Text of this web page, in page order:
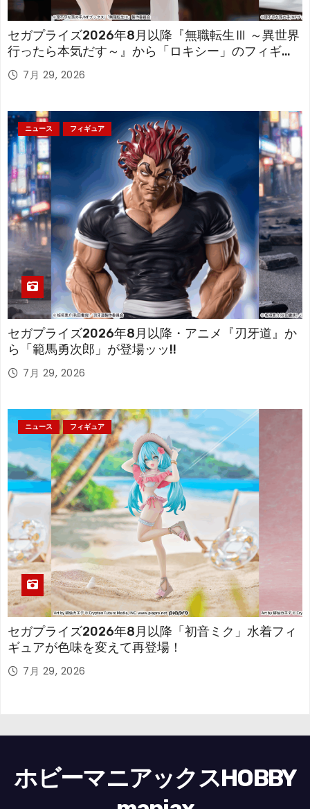
セガプライズ2026年8月以降『無職転生Ⅲ ～異世界
行ったら本気だす～』から「ロキシー」のフィギュ
アが登場！
7月 29, 2026
ニュース フィギュア
セガプライズ2026年8月以降・アニメ『刃牙道』か
ら「範馬勇次郎」が登場ッッ!!
7月 29, 2026
ニュース フィギュア
セガプライズ2026年8月以降「初音ミク」水着フィ
ギュアが色味を変えて再登場！
7月 29, 2026
ホビーマニアックスHOBBY